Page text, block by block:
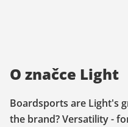
O značce Light
Boardsports are Light's
the brand? Versatility -